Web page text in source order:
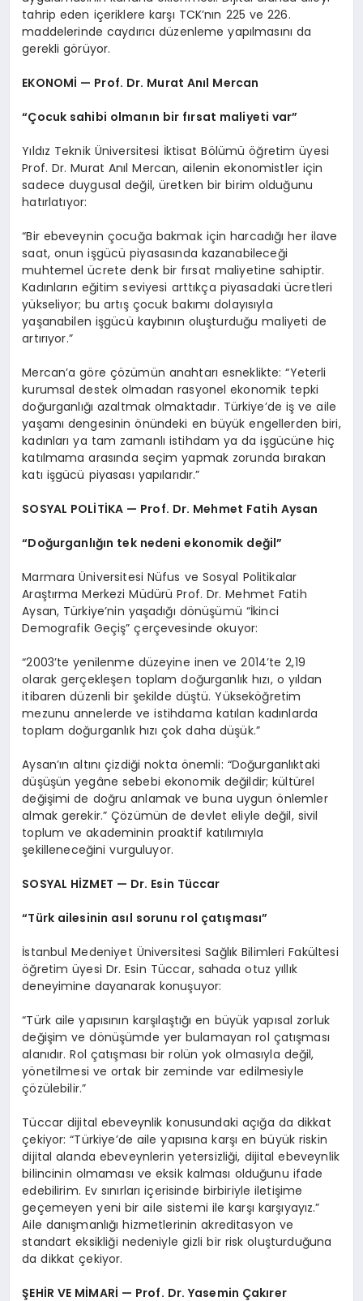
tahrip eden içeriklere karşı TCK’nın 225 ve 226.
maddelerinde caydırıcı düzenleme yapılmasını da
gerekli görüyor.
EKONOMİ — Prof. Dr. Murat Anıl Mercan
“Çocuk sahibi olmanın bir fırsat maliyeti var”
Yıldız Teknik Üniversitesi İktisat Bölümü öğretim üyesi
Prof. Dr. Murat Anıl Mercan, ailenin ekonomistler için
sadece duygusal değil, üretken bir birim olduğunu
hatırlatıyor:
“Bir ebeveynin çocuğa bakmak için harcadığı her ilave
saat, onun işgücü piyasasında kazanabileceği
muhtemel ücrete denk bir fırsat maliyetine sahiptir.
Kadınların eğitim seviyesi arttıkça piyasadaki ücretleri
yükseliyor; bu artış çocuk bakımı dolayısıyla
yaşanabilen işgücü kaybının oluşturduğu maliyeti de
artırıyor.”
Mercan’a göre çözümün anahtarı esneklikte: “Yeterli
kurumsal destek olmadan rasyonel ekonomik tepki
doğurganlığı azaltmak olmaktadır. Türkiye’de iş ve aile
yaşamı dengesinin önündeki en büyük engellerden biri,
kadınları ya tam zamanlı istihdam ya da işgücüne hiç
katılmama arasında seçim yapmak zorunda bırakan
katı işgücü piyasası yapılarıdır.”
SOSYAL POLİTİKA — Prof. Dr. Mehmet Fatih Aysan
“Doğurganlığın tek nedeni ekonomik değil”
Marmara Üniversitesi Nüfus ve Sosyal Politikalar
Araştırma Merkezi Müdürü Prof. Dr. Mehmet Fatih
Aysan, Türkiye’nin yaşadığı dönüşümü “İkinci
Demografik Geçiş” çerçevesinde okuyor:
“2003’te yenilenme düzeyine inen ve 2014’te 2,19
olarak gerçekleşen toplam doğurganlık hızı, o yıldan
itibaren düzenli bir şekilde düştü. Yükseköğretim
mezunu annelerde ve istihdama katılan kadınlarda
toplam doğurganlık hızı çok daha düşük.”
Aysan’ın altını çizdiği nokta önemli: “Doğurganlıktaki
düşüşün yegâne sebebi ekonomik değildir; kültürel
değişimi de doğru anlamak ve buna uygun önlemler
almak gerekir.” Çözümün de devlet eliyle değil, sivil
toplum ve akademinin proaktif katılımıyla
şekilleneceğini vurguluyor.
SOSYAL HİZMET — Dr. Esin Tüccar
“Türk ailesinin asıl sorunu rol çatışması”
İstanbul Medeniyet Üniversitesi Sağlık Bilimleri Fakültesi
öğretim üyesi Dr. Esin Tüccar, sahada otuz yıllık
deneyimine dayanarak konuşuyor:
“Türk aile yapısının karşılaştığı en büyük yapısal zorluk
değişim ve dönüşümde yer bulamayan rol çatışması
alanıdır. Rol çatışması bir rolün yok olmasıyla değil,
yönetilmesi ve ortak bir zeminde var edilmesiyle
çözülebilir.”
Tüccar dijital ebeveynlik konusundaki açığa da dikkat
çekiyor: “Türkiye’de aile yapısına karşı en büyük riskin
dijital alanda ebeveynlerin yetersizliği, dijital ebeveynlik
bilincinin olmaması ve eksik kalması olduğunu ifade
edebilirim. Ev sınırları içerisinde birbiriyle iletişime
geçemeyen yeni bir aile sistemi ile karşı karşıyayız.”
Aile danışmanlığı hizmetlerinin akreditasyon ve
standart eksikliği nedeniyle gizli bir risk oluşturduğuna
da dikkat çekiyor.
ŞEHİR VE MİMARİ — Prof. Dr. Yasemin Çakırer